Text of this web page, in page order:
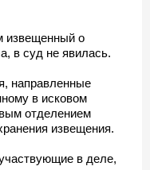
извещенный о
в суд не явилась.
направленные
в исковом
отделением
извещения.
в деле,